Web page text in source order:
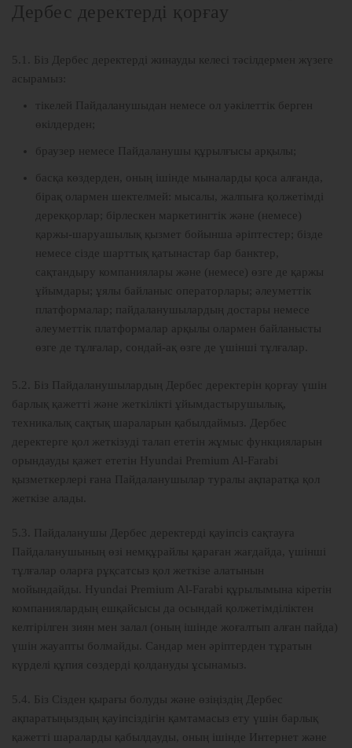
Дербес деректерді қорғау
5.1. Біз Дербес деректерді жинауды келесі тәсілдермен жүзеге
асырамыз:
тікелей Пайдаланушыдан немесе ол уәкілеттік берген
өкілдерден;
браузер немесе Пайдаланушы құрылғысы арқылы;
басқа көздерден, оның ішінде мыналарды қоса алғанда,
бірақ олармен шектелмей: мысалы, жалпыға қолжетімді
дерекқорлар; бірлескен маркетингтік және (немесе)
қаржы-шаруашылық қызмет бойынша әріптестер; бізде
немесе сізде шарттық қатынастар бар банктер,
сақтандыру компаниялары және (немесе) өзге де қаржы
ұйымдары; ұялы байланыс операторлары; әлеуметтік
платформалар; пайдаланушылардың достары немесе
әлеуметтік платформалар арқылы олармен байланысты
өзге де тұлғалар, сондай-ақ өзге де үшінші тұлғалар.
5.2. Біз Пайдаланушылардың Дербес деректерін қорғау үшін
барлық қажетті және жеткілікті ұйымдастырушылық,
техникалық сақтық шараларын қабылдаймыз. Дербес
деректерге қол жеткізуді талап ететін жұмыс функцияларын
орындауды қажет ететін Hyundai Premium Al-Farabi
қызметкерлері ғана Пайдаланушылар туралы ақпаратқа қол
жеткізе алады.
5.3. Пайдаланушы Дербес деректерді қауіпсіз сақтауға
Пайдаланушының өзі немқұрайлы қараған жағдайда, үшінші
тұлғалар оларға рұқсатсыз қол жеткізе алатынын
мойындайды. Hyundai Premium Al-Farabi құрылымына кіретін
компаниялардың ешқайсысы да осындай қолжетімділіктен
келтірілген зиян мен залал (оның ішінде жоғалтып алған пайда)
үшін жауапты болмайды. Сандар мен әріптерден тұратын
күрделі құпия сөздерді қолдануды ұсынамыз.
5.4. Біз Сізден қырағы болуды және өзіңіздің Дербес
ақпаратыңыздың қауіпсіздігін қамтамасыз ету үшін барлық
қажетті шараларды қабылдауды, оның ішінде Интернет және